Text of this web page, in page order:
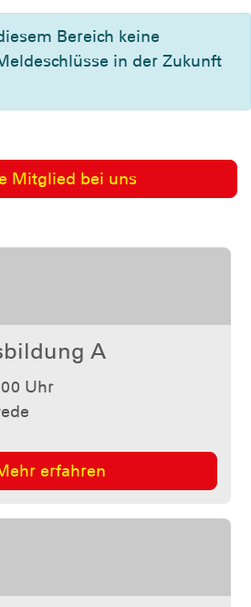
Bereich keine
in der Zukunft
Mitglied bei uns
Cuxhaven
Uhr
Mehr erfahren